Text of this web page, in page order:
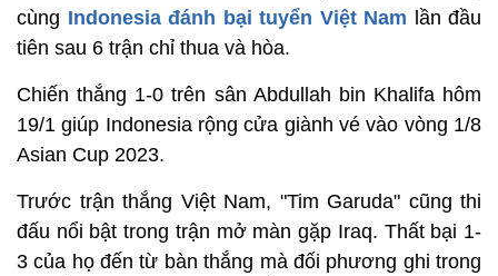
cùng Indonesia đánh bại tuyển Việt Nam lần đầu
tiên sau 6 trận chỉ thua và hòa.
Chiến thắng 1-0 trên sân Abdullah bin Khalifa hôm
19/1 giúp Indonesia rộng cửa giành vé vào vòng 1/8
Asian Cup 2023.
Trước trận thắng Việt Nam, "Tim Garuda" cũng thi
đấu nổi bật trong trận mở màn gặp Iraq. Thất bại 1-
3 của họ đến từ bàn thắng mà đối phương ghi trong